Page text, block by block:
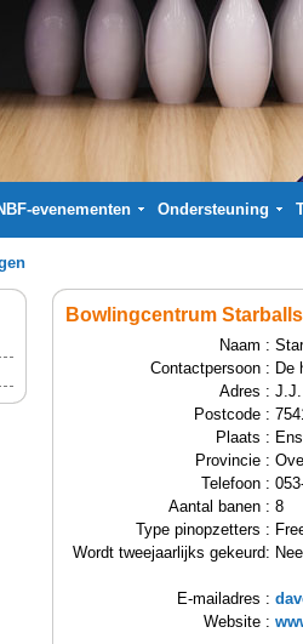
evenementen Ondersteuning
Bowlingcentrum
Naam :
Contactpersoon : De
Adres : J.J.
Postcode :
Plaats :
Provincie :
Telefoon :
Aantal banen : 8
Type pinopzetters :
Wordt tweejaarlijks gekeurd: Nee
E-mailadres :
Website :